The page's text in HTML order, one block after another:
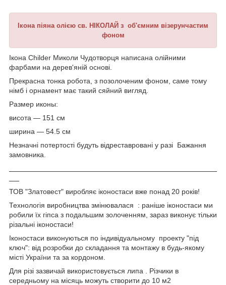
Ікона піяна олією св. НІКОЛАЙ з об'ємним візерунчастим
фоном
Ікона Childer Миколи Чудотворця написана олійними
фарбами на дерев'яній основі.
Прекрасна тонка робота, з позолоченим фоном, саме тому
німб і орнамент має такий сяйний вигляд.
Размер иконы:
висота — 151 см
ширина — 54.5 см
Незначні потертості будуть відреставровані у разі Бажання
замовника.
ТОВ "Златовест" виробляє іконостаси вже понад 20 років!
Технологія виробництва змінювалася : раніше іконостаси ми
робили їх гіпса з подальшим золоченням, зараз виконує тільки
різальні іконостаси!
Іконостаси виконуються по індивідуальному проекту "під
ключ": від розробки до складання та монтажу в будь-якому
місті України та за кордоном.
Для різі зазвичай використовується липа . Різчики в
середньому на місяць можуть створити до 10 м2